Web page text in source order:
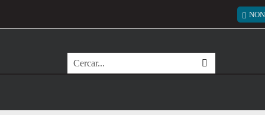
Cerca